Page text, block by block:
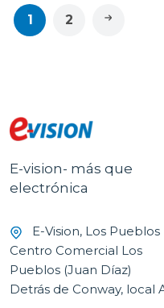
1 2
E-vision- más que
electrónica
E-Vision, Los Pueblos
Centro Comercial Los
Pueblos (Juan Díaz)
Detrás de Conway, local